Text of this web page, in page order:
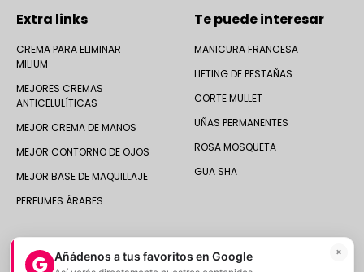
Extra links
CREMA PARA ELIMINAR
MILIUM
MEJORES CREMAS
ANTICELULÍTICAS
MEJOR CREMA DE MANOS
MEJOR CONTORNO DE OJOS
MEJOR BASE DE MAQUILLAJE
PERFUMES ÁRABES
Te puede interesar
MANICURA FRANCESA
LIFTING DE PESTAÑAS
CORTE MULLET
UÑAS PERMANENTES
ROSA MOSQUETA
GUA SHA
Añádenos a tus favoritos en Google ×